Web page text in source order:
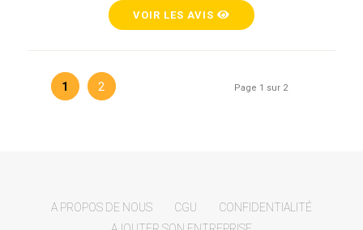
VOIR LES AVIS
Page 1 sur 2
1 2
A PROPOS DE NOUS CGU
CONFIDENTIALITÉ